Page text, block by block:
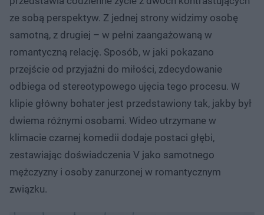
ze sobą perspektyw. Z jednej strony widzimy osobę
samotną, z drugiej – w pełni zaangażowaną w
romantyczną relację. Sposób, w jaki pokazano
przejście od przyjaźni do miłości, zdecydowanie
odbiega od stereotypowego ujęcia tego procesu. W
klipie główny bohater jest przedstawiony tak, jakby był
dwiema różnymi osobami. Wideo utrzymane w
klimacie czarnej komedii dodaje postaci głębi,
zestawiając doświadczenia V jako samotnego
mężczyzny i osoby zanurzonej w romantycznym
związku.